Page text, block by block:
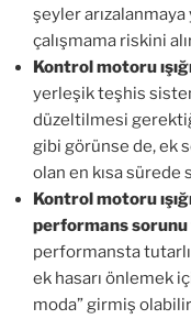
şeyler arızalanmaya
çalışmama riskini
Kontrol motoru
yerleşik teşhis
düzeltilmesi
gibi görünse de, ek
olan en kısa
Kontrol motoru
performans
performansta tutarlı
ek hasarı önlemek
moda” girmiş